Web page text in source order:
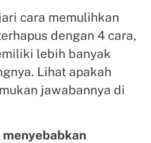
cara memulihkan
dengan 4 cara,
lebih banyak
Lihat apakah
jawabannya di
menyebabkan